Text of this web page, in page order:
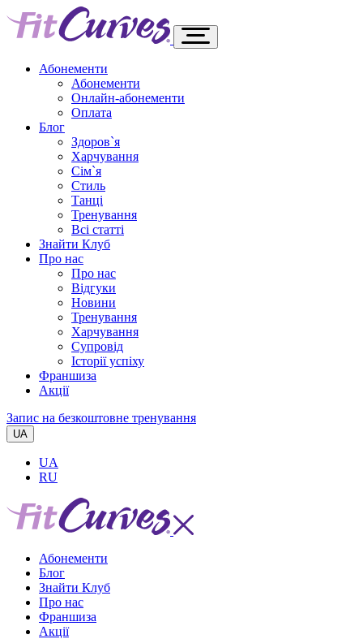
Абонементи
Абонементи
Онлайн-абонементи
Оплата
Блог
Здоров`я
Харчування
Сім`я
Стиль
Танці
Тренування
Всі статті
Знайти Клуб
Про нас
Про нас
Відгуки
Новини
Тренування
Харчування
Супровід
Історії успіху
Франшиза
Акції
Запис на безкоштовне тренування
UA
UA
RU
Абонементи
Блог
Знайти Клуб
Про нас
Франшиза
Акції